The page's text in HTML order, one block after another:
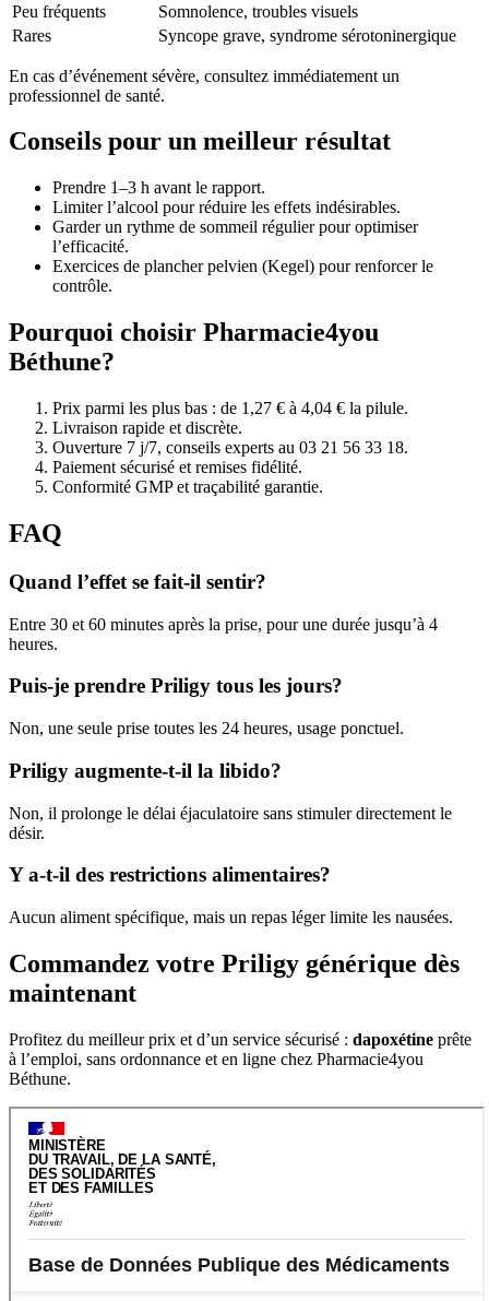
Peu fréquents
Somnolence, troubles visuels
Rares
Syncope grave, syndrome sérotoninergique
En cas d’événement sévère, consultez immédiatement un
professionnel de santé.
Conseils pour un meilleur résultat
Prendre 1–3 h avant le rapport.
Limiter l’alcool pour réduire les effets indésirables.
Garder un rythme de sommeil régulier pour optimiser
l’efficacité.
Exercices de plancher pelvien (Kegel) pour renforcer le
contrôle.
Pourquoi choisir Pharmacie4you
Béthune?
Prix parmi les plus bas : de 1,27 € à 4,04 € la pilule.
Livraison rapide et discrète.
Ouverture 7 j/7, conseils experts au 03 21 56 33 18.
Paiement sécurisé et remises fidélité.
Conformité GMP et traçabilité garantie.
FAQ
Quand l’effet se fait-il sentir?
Entre 30 et 60 minutes après la prise, pour une durée jusqu’à 4
heures.
Puis-je prendre Priligy tous les jours?
Non, une seule prise toutes les 24 heures, usage ponctuel.
Priligy augmente-t-il la libido?
Non, il prolonge le délai éjaculatoire sans stimuler directement le
désir.
Y a-t-il des restrictions alimentaires?
Aucun aliment spécifique, mais un repas léger limite les nausées.
Commandez votre Priligy générique dès
maintenant
Profitez du meilleur prix et d’un service sécurisé : dapoxétine prête
à l’emploi, sans ordonnance et en ligne chez Pharmacie4you
Béthune.